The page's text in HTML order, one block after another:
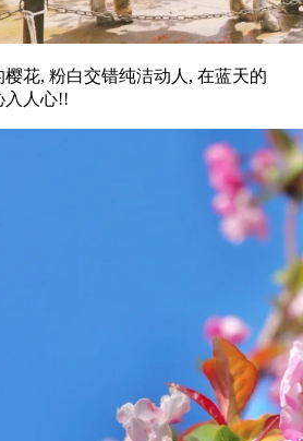
花, 粉白交错纯洁动人, 在蓝天的
入人心!!